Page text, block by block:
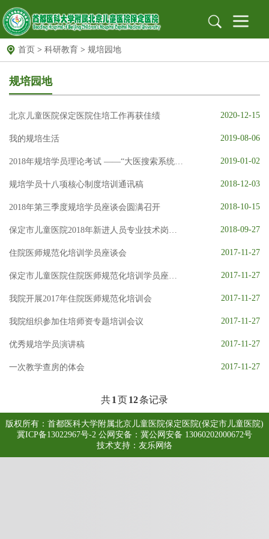
首页
医院概况
就医指南 出诊信息 地址位置
党建园地 党建文化园地 工作动态 支部园地
信息公开 招标采购 公示栏 安全生产
图书馆 大医电子图书阅览系统 知网数据库 UpToDate临床顾问
医患交流
首页 > 科研教育 > 规培园地
规培园地
北京儿童医院保定医院住培工作再获佳绩 2020-12-15
我的规培生活 2019-08-06
2018年规培学员理论考试 ——“大医搜索系统”来到我院啦 2019-01-02
规培学员十八项核心制度培训通讯稿 2018-12-03
2018年第三季度规培学员座谈会圆满召开 2018-10-15
保定市儿童医院2018年新进人员专业技术岗前培训圆满完成 2018-09-27
住院医师规范化培训学员座谈会 2017-11-27
保定市儿童医院住院医师规范化培训学员座谈会 2017-11-27
我院开展2017年住院医师规范化培训会 2017-11-27
我院组织参加住培师资专题培训会议 2017-11-27
优秀规培学员演讲稿 2017-11-27
一次教学查房的体会 2017-11-27
共1 页12条记录
版权所有：首都医科大学附属北京儿童医院保定医院(保定市儿童医院)
冀ICP备13022967号-2 公网安备：冀公网安备 13060202000672号
技术支持： 友乐网络